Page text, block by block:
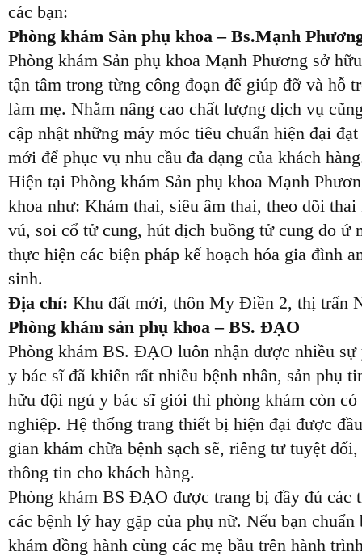
các bạn:
Phòng khám Sản phụ khoa – Bs.Mạnh
Phòng khám Sản phụ khoa Mạnh Phương sở
tận tâm trong từng công đoạn để giúp đỡ và hỗ
làm mẹ. Nhằm nâng cao chất lượng dịch vụ
cập nhật những máy móc tiêu chuẩn hiện đại
mới để phục vụ nhu cầu đa dạng của khách
Hiện tại Phòng khám Sản phụ khoa Mạnh
khoa như: Khám thai, siêu âm thai, theo dõi
vú, soi cổ tử cung, hút dịch buồng tử cung do
thực hiện các biện pháp kế hoạch hóa gia đình
sinh.
Địa chỉ: Khu đất mới, thôn My Điền 2, thị trấn
Phòng khám sản phụ khoa – BS. ĐẠO
Phòng khám BS. ĐẠO luôn nhận được nhiều
y bác sĩ đã khiến rất nhiều bệnh nhân, sản phụ
hữu đội ngủ y bác sĩ giỏi thì phòng khám còn
nghiệp. Hệ thống trang thiết bị hiện đại được
gian khám chữa bệnh sạch sẽ, riêng tư tuyệt
thông tin cho khách hàng.
Phòng khám BS ĐẠO được trang bị đầy đủ các
các bệnh lý hay gặp của phụ nữ. Nếu bạn
khám đồng hành cùng các mẹ bầu trên hành